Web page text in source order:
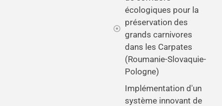
écologiques pour la
préservation des
grands carnivores
dans les Carpates
(Roumanie-Slovaquie-
Pologne)
Implémentation d'un
système innovant de